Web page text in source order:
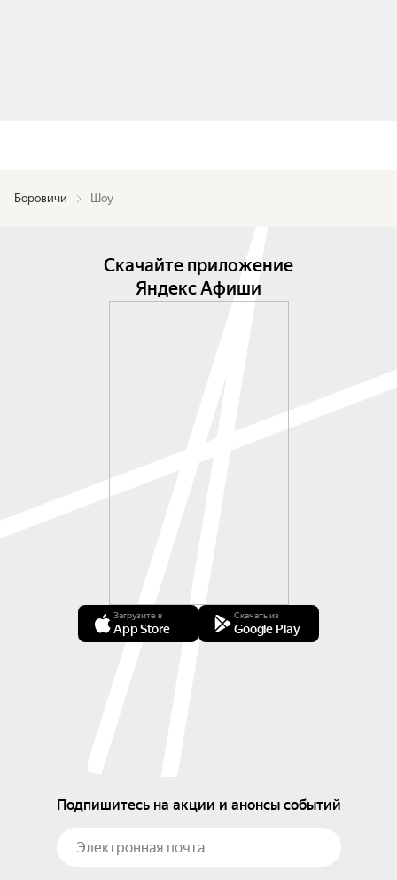
Боровичи Шоу
Скачайте приложение
Яндекс Афиши
Загрузите в
App Store
Скачать из
Google Play
Подпишитесь на акции и анонсы событий